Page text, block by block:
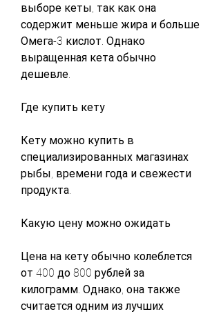
выборе кеты, так как она
содержит меньше жира и больше
Омега-3 кислот. Однако
выращенная кета обычно
дешевле.
Где купить кету
Кету можно купить в
специализированных магазинах
рыбы, времени года и свежести
продукта.
Какую цену можно ожидать
Цена на кету обычно колеблется
от 400 до 800 рублей за
килограмм. Однако, она также
считается одним из лучших